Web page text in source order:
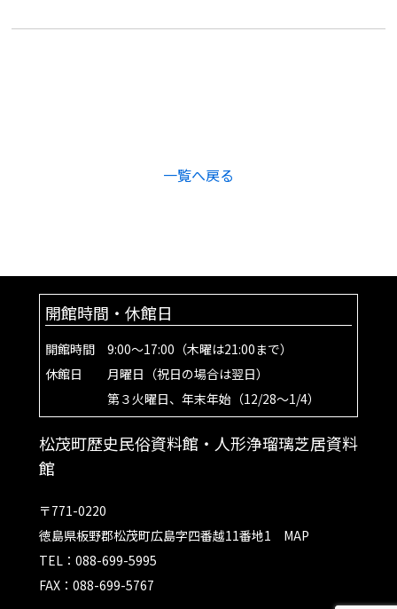
一覧へ戻る
開館時間・休館日
開館時間 9:00～17:00（木曜は21:00まで）
休館日 月曜日（祝日の場合は翌日）
第３火曜日、年末年始（12/28～1/4）
松茂町歴史民俗資料館・人形浄瑠璃芝居資料
館
〒771-0220
徳島県板野郡松茂町広島字四番越11番地1 MAP
TEL：088-699-5995
FAX：088-699-5767